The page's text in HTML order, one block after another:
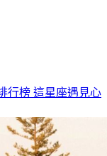
行榜 這星座遇見心